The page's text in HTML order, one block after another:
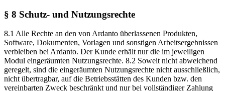
§ 8 Schutz- und Nutzungsrechte
8.1 Alle Rechte an den von Ardanto überlassenen Produkten,
Software, Dokumenten, Vorlagen und sonstigen Arbeitsergebnissen
verbleiben bei Ardanto. Der Kunde erhält nur die im jeweiligen
Modul eingeräumten Nutzungsrechte. 8.2 Soweit nicht abweichend
geregelt, sind die eingeräumten Nutzungsrechte nicht ausschließlich,
nicht übertragbar, auf die Betriebsstätten des Kunden bzw. den
vereinbarten Zweck beschränkt und nur bei vollständiger Zahlung